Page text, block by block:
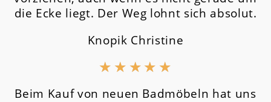
die Ecke liegt. Der Weg lohnt sich absolut.
Knopik Christine
★ ★ ★ ★ ★
Beim Kauf von neuen Badmöbeln hat uns